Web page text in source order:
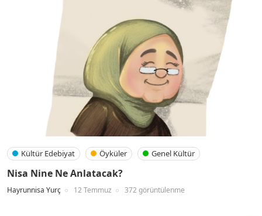
Kültür Edebiyat Öyküler Genel Kültür
Nisa Nine Ne Anlatacak?
Hayrunnisa Yurç 12 Temmuz 372 görüntülenme